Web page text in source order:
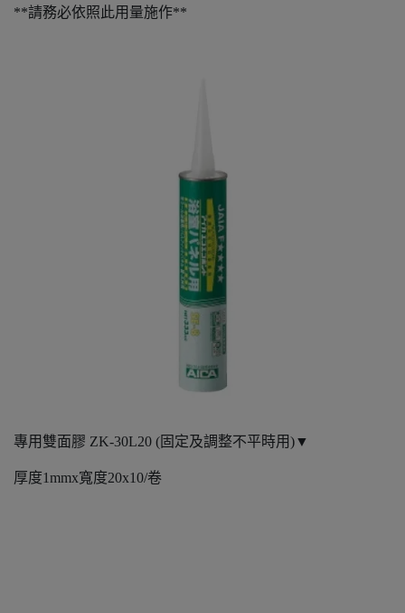
**請務必依照此用量施作**
專用雙面膠 ZK-30L20 (固定及調整不平時用)▼
厚度1mmx寬度20x10/卷